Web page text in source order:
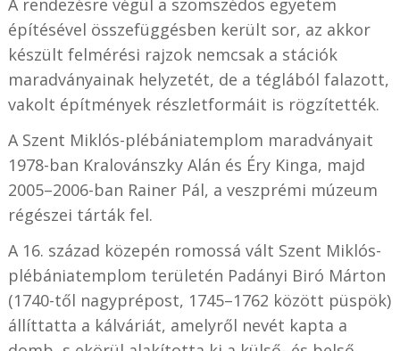
A rendezésre végül a szomszédos egyetem
építésével összefüggésben került sor, az akkor
készült felmérési rajzok nemcsak a stációk
maradványainak helyzetét, de a téglából falazott,
vakolt építmények részletformáit is rögzítették.
A Szent Miklós-plébániatemplom maradványait
1978-ban Kralovánszky Alán és Éry Kinga, majd
2005–2006-ban Rainer Pál, a veszprémi múzeum
régészei tárták fel.
A 16. század közepén romossá vált Szent Miklós-
plébániatemplom területén Padányi Biró Márton
(1740-től nagyprépost, 1745–1762 között püspök)
állíttatta a kálváriát, amelyről nevét kapta a